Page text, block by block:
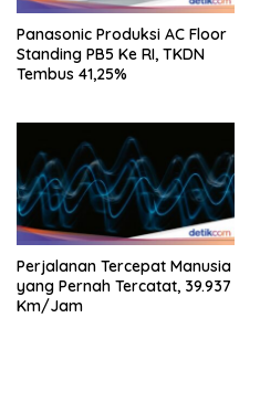
Panasonic Produksi AC Floor
Standing PB5 Ke RI, TKDN
Tembus 41,25%
Perjalanan Tercepat Manusia
yang Pernah Tercatat, 39.937
Km/Jam